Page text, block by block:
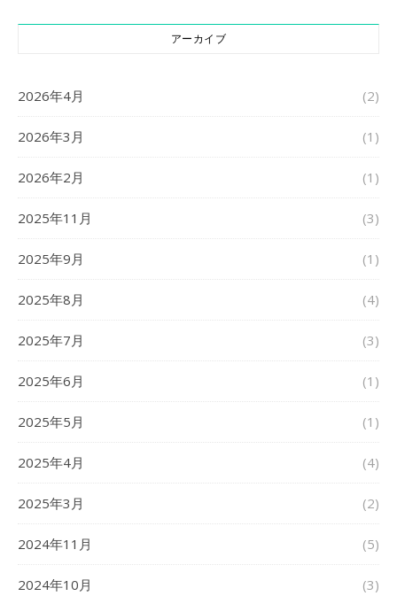
アーカイブ
2026年4月 (2)
2026年3月 (1)
2026年2月 (1)
2025年11月 (3)
2025年9月 (1)
2025年8月 (4)
2025年7月 (3)
2025年6月 (1)
2025年5月 (1)
2025年4月 (4)
2025年3月 (2)
2024年11月 (5)
2024年10月 (3)